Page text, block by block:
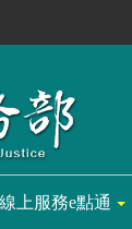
線上服務e點通